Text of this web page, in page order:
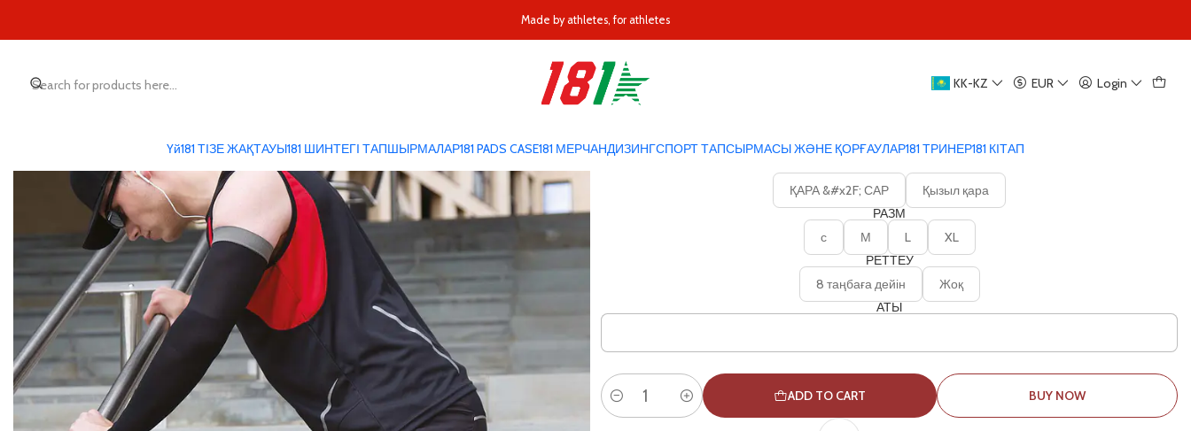
KK-KZ EUR Login
Үй181 ТІЗЕ ЖАҚТАУЫ181 ШИНТЕГІ ТАПШЫРМАЛАР181 PADS CASE181 МЕРЧАНДИЗИНГСПОРТ ТАПСЫРМАСЫ ЖӘНЕ ҚОРҒАУЛАР181 ТРИНЕР181 КІТАП
Made by athletes, for athletes
ЖАБДЫРУ ЖӘНЕ ПОЙЫЗДЫ ӨТКІЗ
Сығымдау жеңі
ҚАРА &#x2F; САР Қызыл қара
РАЗМ
с М L XL
РЕТТЕУ
8 таңбаға дейін Жоқ
АТЫ
Quantity
ADD TO CART BUY NOW